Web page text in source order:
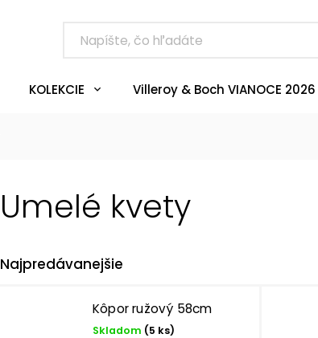
KOLEKCIE Villeroy & Boch VIANOCE 2026
Umelé kvety
Najpredávanejšie
Kôpor ružový 58cm
Skladom (5 ks)